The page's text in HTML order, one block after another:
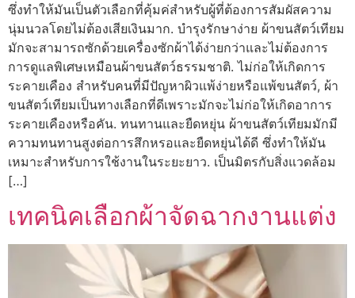
ซึ่งทำให้มันเป็นตัวเลือกที่คุ้มค่สำหรับผู้ที่ต้องการสัมผัสความ
นุ่มนวลโดยไม่ต้องเสียเงินมาก. บำรุงรักษาง่าย ผ้าขนสัตว์เทียม
มักจะสามารถซักด้วยเครื่องซักผ้าได้ง่ายกว่าและไม่ต้องการ
การดูแลพิเศษเหมือนผ้าขนสัตว์ธรรมชาติ. ไม่ก่อให้เกิดการ
ระคายเคือง สำหรับคนที่มีปัญหาผิวแพ้ง่ายหรือแพ้ขนสัตว์, ผ้า
ขนสัตว์เทียมเป็นทางเลือกที่ดีเพราะมักจะไม่ก่อให้เกิดอาการ
ระคายเคืองหรือคัน. ทนทานและยืดหยุ่น ผ้าขนสัตว์เทียมมักมี
ความทนทานสูงต่อการสึกหรอและยืดหยุ่นได้ดี ซึ่งทำให้มัน
เหมาะสำหรับการใช้งานในระยะยาว. เป็นมิตรกับสิ่งแวดล้อม
[…]
เทคนิคเลือกผ้าจัดฉากงานแต่ง